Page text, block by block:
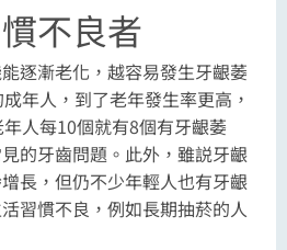
不良者
逐漸老化，越容易發生牙齦萎
年人，到了老年發生率更高，
人每10個就有8個有牙齦萎
的牙齒問題。此外，雖説牙齦
長，但仍不少年輕人也有牙齦
習慣不良，例如長期抽菸的人